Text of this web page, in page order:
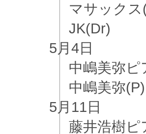
マサック
JK(Dr)
5月4日
中嶋美弥
中嶋美弥
5月 11日
藤井浩樹